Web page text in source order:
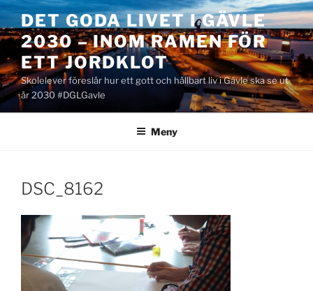
Hoppa
till
innehåll
DET GODA LIVET I GÄVLE
2030 – INOM RAMEN FÖR
ETT JORDKLOT
Skolelever föreslår hur ett gott och hållbart liv i Gävle ska se ut
år 2030 #DGLGavle
Meny
DSC_8162